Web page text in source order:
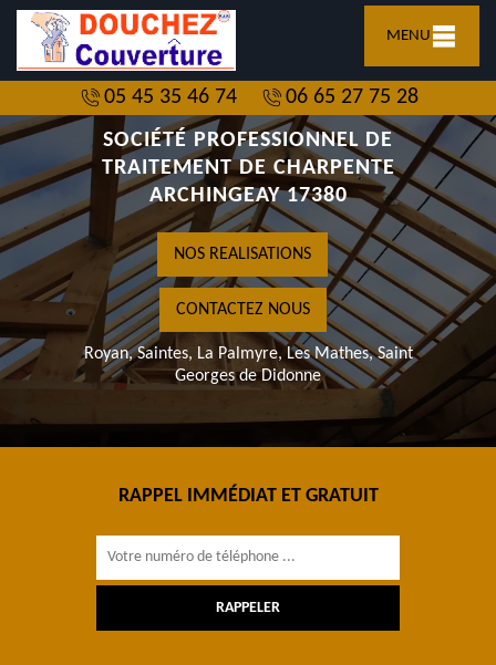
MENU
05 45 35 46 74
06 65 27 75 28
SOCIÉTÉ PROFESSIONNEL DE
TRAITEMENT DE CHARPENTE
ARCHINGEAY 17380
NOS REALISATIONS
CONTACTEZ NOUS
Royan, Saintes, La Palmyre, Les Mathes, Saint
Georges de Didonne
RAPPEL IMMÉDIAT ET GRATUIT